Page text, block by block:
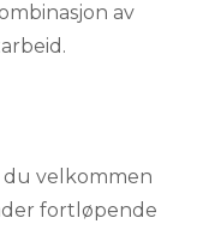
av
du velkommen
fortløpende